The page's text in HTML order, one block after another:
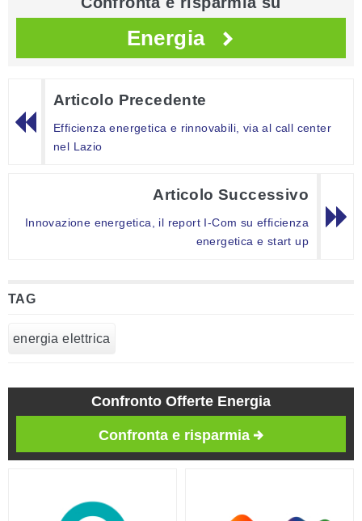
Energia
Articolo Precedente
Efficienza energetica e rinnovabili, via al call center
nel Lazio
Articolo Successivo
Innovazione energetica, il report I-Com su efficienza
energetica e start up
TAG
energia elettrica
Confronto Offerte Energia
Confronta e risparmia